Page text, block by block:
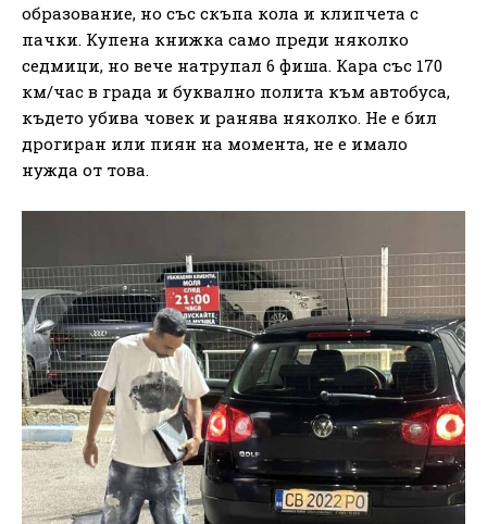
образование, но със скъпа кола и клипчета с
пачки. Купена книжка само преди няколко
седмици, но вече натрупал 6 фиша. Кара със 170
км/час в града и буквално полита към автобуса,
където убива човек и ранява няколко. Не е бил
дрогиран или пиян на момента, не е имало
нужда от това.